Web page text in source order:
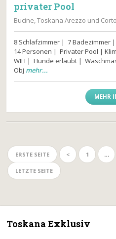
privater Pool
Bucine, Toskana Arezzo und
8 Schlafzimmer | 7 Badezimmer
14 Personen | Privater Pool |
WIFI | Hunde erlaubt |
Obj mehr...
MEHR
ERSTE SEITE < 1 …
LETZTE SEITE
Toskana Exklusiv